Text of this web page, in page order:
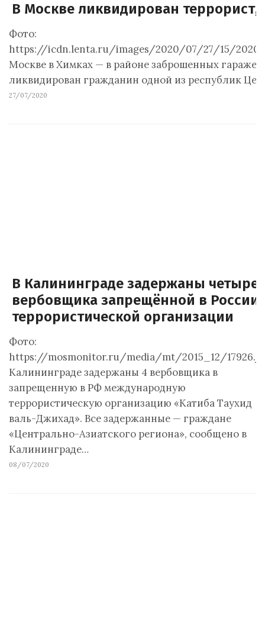
В Москве ликвидирован
Фото:
https://icdn.lenta.ru/images/2020/07/27/15/
Москве в Химках — в районе заброшенных
ликвидирован гражданин одной из республик
27/07/2020
В Калининграде задержаны четыре
вербовщика запрещённой в России
террористической организации
Фото:
https://mosmonitor.ru/media/mt/2015_12/
Калининграде задержаны 4 вербовщика в
запрещенную в РФ международную
террористическую организацию «Катиба Таухид
валь-Джихад». Все задержанные — граждане
«Центрально-Азиатского региона», сообщено в
Калининграде…
08/07/2020